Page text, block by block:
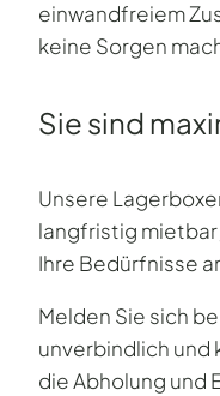
einwandfreiem
keine Sorgen
Sie sind
Unsere
langfristig
Ihre Bedürfnisse
Melden Sie sich
unverbindlich und
die Abholung und